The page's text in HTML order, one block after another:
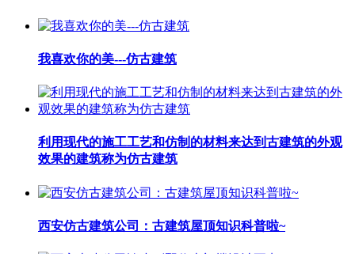
我喜欢你的美---仿古建筑
利用现代的施工工艺和仿制的材料来达到古建筑的外观
效果的建筑称为仿古建筑
西安仿古建筑公司：古建筑屋顶知识科普啦~